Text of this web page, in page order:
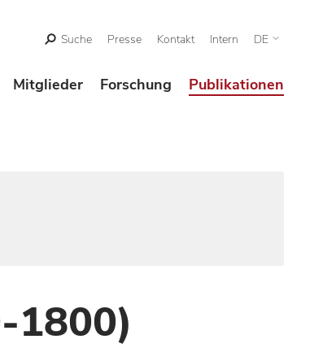
Suche Presse Kontakt Intern DE
Mitglieder Forschung Publikationen
1800)